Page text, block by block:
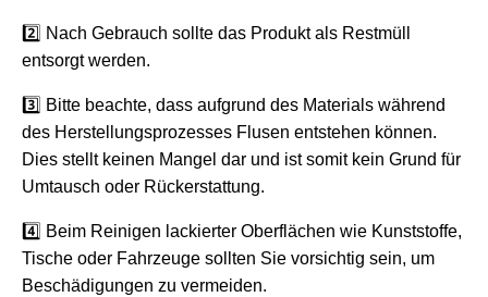
2️⃣ Nach Gebrauch sollte das Produkt als Restmüll
entsorgt werden.
3️⃣ Bitte beachte, dass aufgrund des Materials während
des Herstellungsprozesses Flusen entstehen können.
Dies stellt keinen Mangel dar und ist somit kein Grund für
Umtausch oder Rückerstattung.
4️⃣ Beim Reinigen lackierter Oberflächen wie Kunststoffe,
Tische oder Fahrzeuge sollten Sie vorsichtig sein, um
Beschädigungen zu vermeiden.